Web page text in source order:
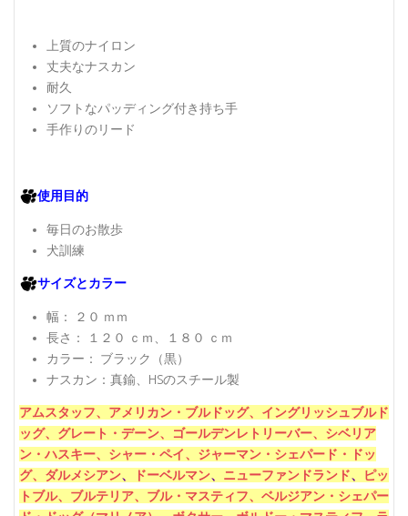
上質のナイロン
丈夫なナスカン
耐久
ソフトなパッディング付き持ち手
手作りのリード
使用目的
毎日のお散歩
犬訓練
サイズとカラー
幅： ２０ ｍｍ
長さ： １２０ ｃｍ、１８０ ｃｍ
カラー： ブラック（黒）
ナスカン：真鍮、HSのスチール製
アムスタッフ、 アメリカン・ブルドッグ、 イングリッシュブルド
ッグ、 グレート・デーン、 ゴールデンレトリーバー、 シベリア
ン・ハスキー、 シャー・ペイ、 ジャーマン・シェパード・ドッ
グ、 ダルメシアン、 ドーベルマン、 ニューファンドランド、
ピッ
トブル、 ブルテリア、 ブル・マスティフ、 ベルジアン・シェパー